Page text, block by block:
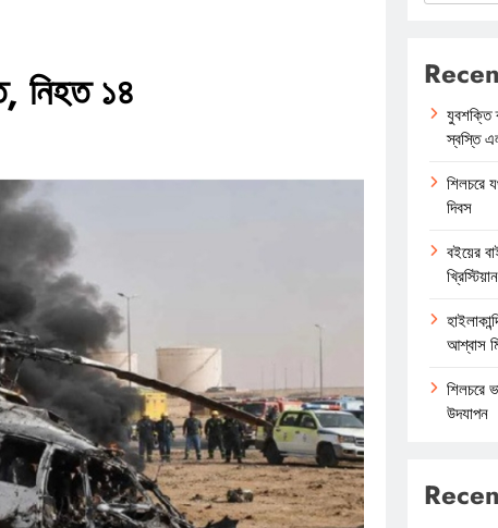
নিহত ১৪
যুবশক্তি
স্বস্তি
শিলচরে
দিবস
বইয়ের
আশ্বাস
শিলচরে
উদযাপন